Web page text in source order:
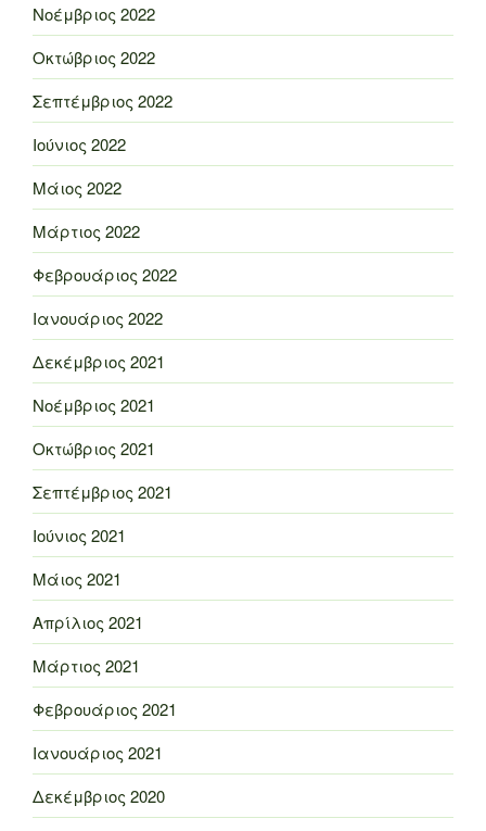
Νοέμβριος 2022
Οκτώβριος 2022
Σεπτέμβριος 2022
Ιούνιος 2022
Μάιος 2022
Μάρτιος 2022
Φεβρουάριος 2022
Ιανουάριος 2022
Δεκέμβριος 2021
Νοέμβριος 2021
Οκτώβριος 2021
Σεπτέμβριος 2021
Ιούνιος 2021
Μάιος 2021
Απρίλιος 2021
Μάρτιος 2021
Φεβρουάριος 2021
Ιανουάριος 2021
Δεκέμβριος 2020